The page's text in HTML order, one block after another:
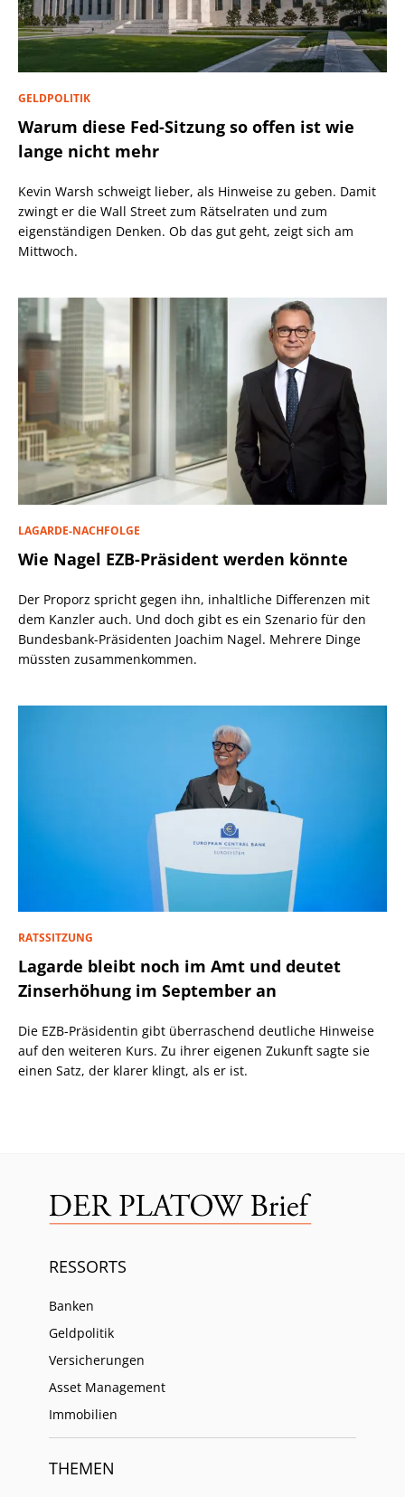
GELDPOLITIK
Warum diese Fed-Sitzung so offen ist wie
lange nicht mehr
Kevin Warsh schweigt lieber, als Hinweise zu geben. Damit
zwingt er die Wall Street zum Rätselraten und zum
eigenständigen Denken. Ob das gut geht, zeigt sich am
Mittwoch.
LAGARDE-NACHFOLGE
Wie Nagel EZB-Präsident werden könnte
Der Proporz spricht gegen ihn, inhaltliche Differenzen mit
dem Kanzler auch. Und doch gibt es ein Szenario für den
Bundesbank-Präsidenten Joachim Nagel. Mehrere Dinge
müssten zusammenkommen.
RATSSITZUNG
Lagarde bleibt noch im Amt und deutet
Zinserhöhung im September an
Die EZB-Präsidentin gibt überraschend deutliche Hinweise
auf den weiteren Kurs. Zu ihrer eigenen Zukunft sagte sie
einen Satz, der klarer klingt, als er ist.
RESSORTS
Banken
Geldpolitik
Versicherungen
Asset Management
Immobilien
THEMEN